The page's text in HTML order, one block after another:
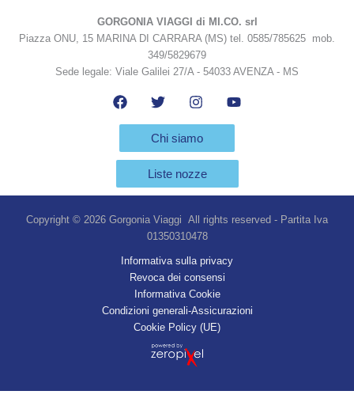
GORGONIA VIAGGI di MI.CO. srl
Piazza ONU, 15 MARINA DI CARRARA (MS) tel. 0585/785625 mob.
349/5829679
Sede legale: Viale Galilei 27/A - 54033 AVENZA - MS
Chi siamo
Liste nozze
Copyright © 2026 Gorgonia Viaggi All rights reserved - Partita Iva
01350310478
Informativa sulla privacy
Revoca dei consensi
Informativa Cookie
Condizioni generali-Assicurazioni
Cookie Policy (UE)